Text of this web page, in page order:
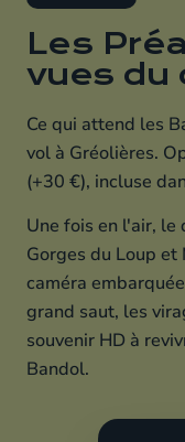
Les
vues du
Ce qui attend les
vol à Gréolières.
(+30 €), incluse
Une fois en l'air, le
Gorges du Loup et
caméra
grand saut, les
souvenir HD à
Bandol.